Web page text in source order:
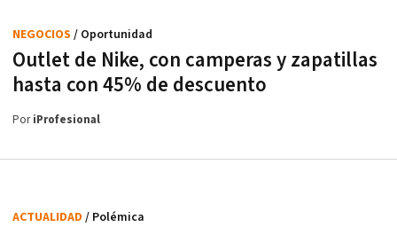
Outlet de Nike, con camperas y zapatillas
hasta con 45% de descuento
NEGOCIOS / Oportunidad
PoriProfesional
ACTUALIDAD / Polémica